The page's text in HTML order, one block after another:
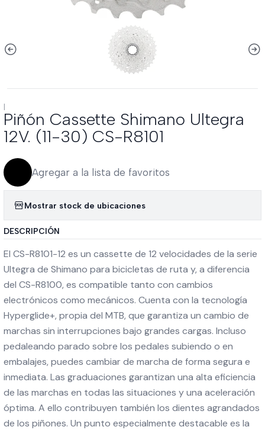
|
Piñón Cassette Shimano Ultegra
12V. (11-30) CS-R8101
Agregar a la lista de favoritos
Mostrar stock de ubicaciones
DESCRIPCIÓN
El CS-R8101-12 es un cassette de 12 velocidades de la serie
Ultegra de Shimano para bicicletas de ruta y, a diferencia
del CS-R8100, es compatible tanto con cambios
electrónicos como mecánicos. Cuenta con la tecnología
Hyperglide+, propia del MTB, que garantiza un cambio de
marchas sin interrupciones bajo grandes cargas. Incluso
pedaleando parado sobre los pedales subiendo o en
embalajes, puedes cambiar de marcha de forma segura e
inmediata. Las graduaciones garantizan una alta eficiencia
de las marchas en todas las situaciones y una aceleración
óptima. A ello contribuyen también los dientes agrandados
de los piñones. Un punto especialmente destacable es la